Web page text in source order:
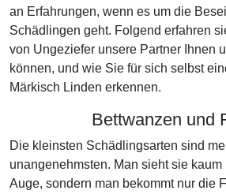
an Erfahrungen, wenn es um die
Schädlingen geht. Folgend erfahren
von Ungeziefer unsere Partner Ihnen
können, und wie Sie für sich selbst
Märkisch Linden erkennen.
Bettwanzen und
Die kleinsten Schädlingsarten sind
unangenehmsten. Man sieht sie
Auge, sondern man bekommt nur die